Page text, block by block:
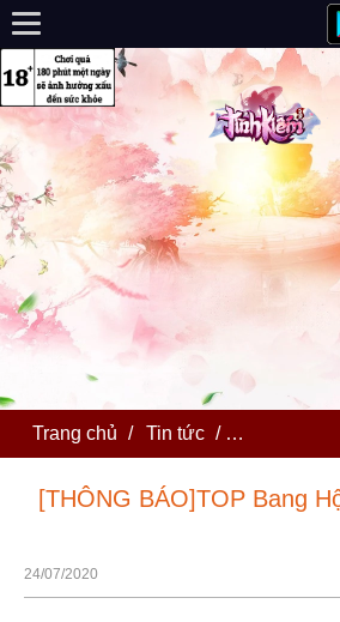
Trang chủ / Tin tức / [THÔNG
[THÔNG BÁO]TOP Bang
24/07/2020